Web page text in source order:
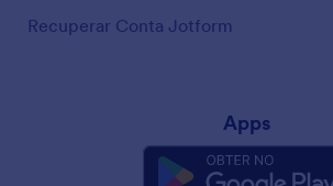
Recuperar Conta Jotform
Apps